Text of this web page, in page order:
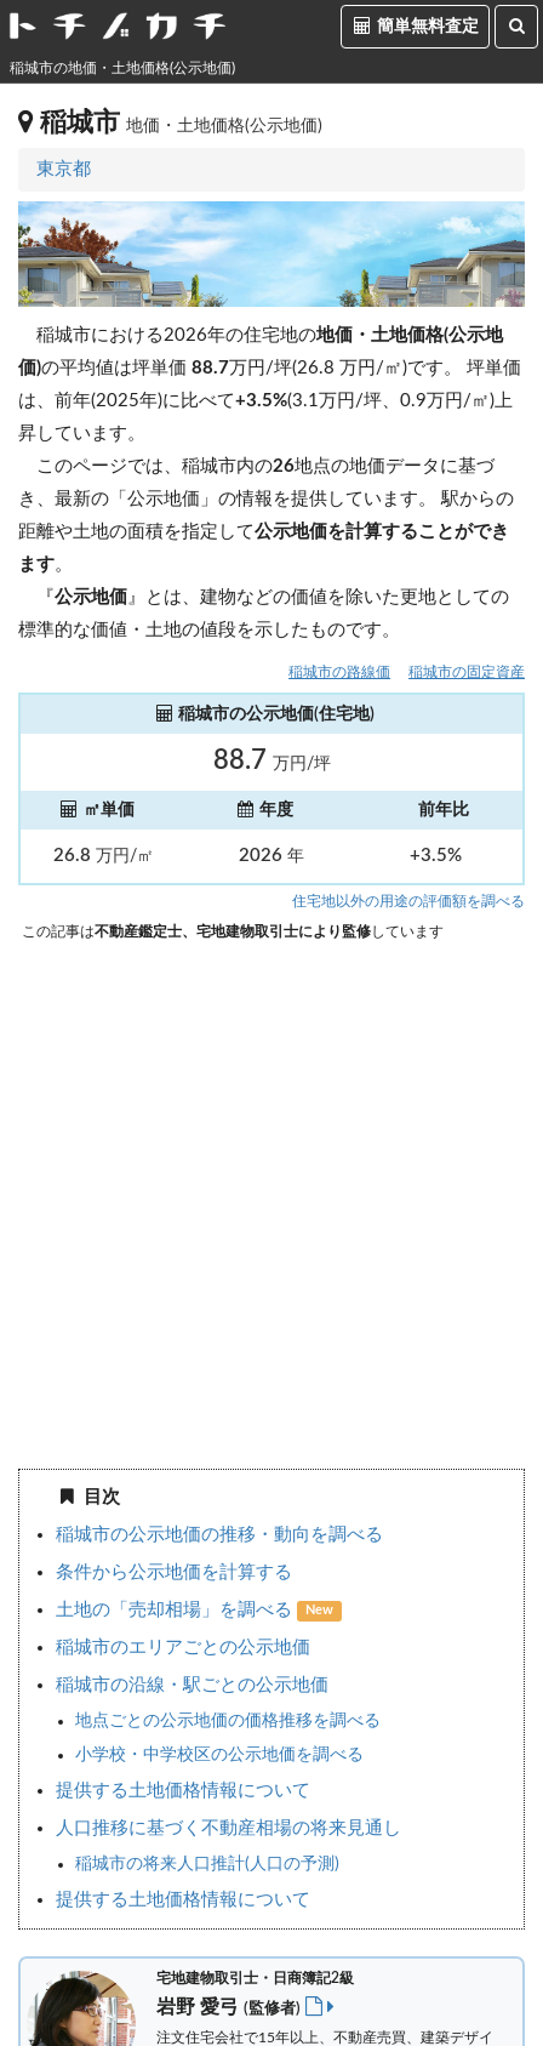
簡単無料査定
稲城市の地価・土地価格(公示地価)
稲城市 地価・土地価格(公示地価)
東京都
稲城市における2026年の住宅地の地価・土地価格(公示地
価)の平均値は坪単価 88.7万円/坪(26.8 万円/㎡)です。 坪単価
は、前年(2025年)に比べて+3.5%(3.1万円/坪、0.9万円/㎡)上
昇しています。
このページでは、稲城市内の26地点の地価データに基づ
き、最新の「公示地価」の情報を提供しています。 駅からの
距離や土地の面積を指定して公示地価を計算することができ
ます。
『公示地価 』とは、建物などの価値を除いた更地としての
標準的な価値・土地の値段を示したものです。
稲城市の路線価 稲城市の固定資産
稲城市の公示地価(住宅地)
88.7 万円/坪
㎡単価 年度 前年比
26.8万円/㎡ 2026 年 +3.5%
住宅地以外の用途の評価額を調べる
この記事は不動産鑑定士、宅地建物取引士により監修しています
目次
稲城市の公示地価の推移・動向を調べる
条件から公示地価を計算する
土地の「売却相場」を調べる New
稲城市のエリアごとの公示地価
稲城市の沿線・駅ごとの公示地価
地点ごとの公示地価の価格推移を調べる
小学校・中学校区の公示地価を調べる
提供する土地価格情報について
人口推移に基づく不動産相場の将来見通し
稲城市の将来人口推計(人口の予測)
提供する土地価格情報について
宅地建物取引士・日商簿記2級
岩野 愛弓 (監修者)
注文住宅会社で15年以上、不動産売買、建築デザイ